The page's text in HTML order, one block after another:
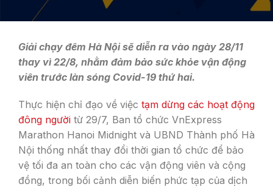
Giải chạy đêm Hà Nội sẽ diễn ra vào ngày 28/11
thay vì 22/8, nhằm đảm bảo sức khỏe vận động
viên trước làn sóng Covid-19 thứ hai.
Thực hiện chỉ đạo về việc tạm dừng các hoạt động
đông người từ 29/7, Ban tổ chức VnExpress
Marathon Hanoi Midnight và UBND Thành phố Hà
Nội thống nhất thay đổi thời gian tổ chức để bảo
vệ tối đa an toàn cho các vận động viên và cộng
đồng, trong bối cảnh diễn biến phức tạp của dịch